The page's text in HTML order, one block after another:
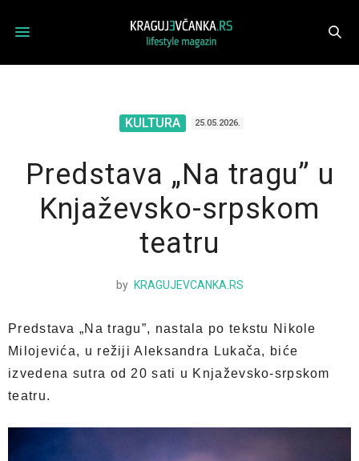
KULTURA 25.05.2026.
Predstava „Na tragu” u
Knjaževsko-srpskom
teatru
by KRAGUJEVCANKA.RS
Predstava „Na tragu”, nastala po tekstu Nikole
Milojevića, u režiji Aleksandra Lukača, biće
izvedena sutra od 20 sati u Knjaževsko-srpskom
teatru.